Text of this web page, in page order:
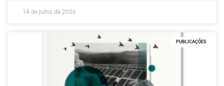
14 de julho de 2026
PUBLICAÇÕES